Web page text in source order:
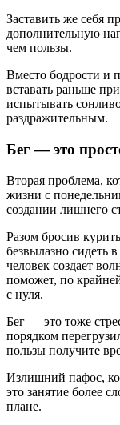
Заставить же себя
дополнительную
чем пользы.
Вместо бодрости и
вставать раньше
испытывать
раздражительным.
Бег — это
Вторая проблема,
жизни с
создании лишнего
Разом бросив
безвылазно сидеть
человек создает
поможет, по
с нуля.
Бег — это тоже
порядком
пользы получите
Излишний пафос,
это занятие более
плане.